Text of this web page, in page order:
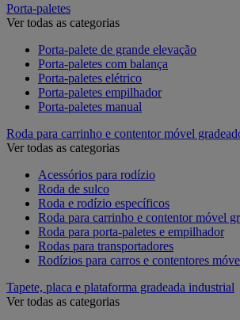
Porta-paletes
Ver todas as categorias
Porta-palete de grande elevação
Porta-paletes com balança
Porta-paletes elétrico
Porta-paletes empilhador
Porta-paletes manual
Roda para carrinho e contentor móvel
Ver todas as categorias
Acessórios para rodízio
Roda de sulco
Roda e rodízio específicos
Roda para carrinho e contentor móvel
Roda para porta-paletes e empilhador
Rodas para transportadores
Rodízios para carros e contentores
Tapete, placa e plataforma gradeada industrial
Ver todas as categorias